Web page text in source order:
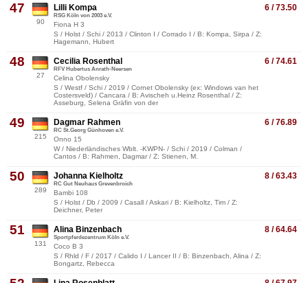
47
90
6 / 73.50
Lilli Kompa
RSG Köln von 2003 e.V.
Fiona H 3
S / Holst / Schi / 2013 / Clinton I / Corrado I / B: Kompa, Sirpa / Z:
Hagemann, Hubert
48
27
6 / 74.61
Cecilia Rosenthal
RFV Hubertus Anrath-Neersen
Celina Obolensky
S / Westf / Schi / 2019 / Cornet Obolensky (ex: Windows van het
Costersveld) / Cancara / B: Avischeh u.Heinz Rosenthal / Z:
Asseburg, Selena Gräfin von der
49
215
6 / 76.89
Dagmar Rahmen
RC St.Georg Günhoven e.V.
Onno 15
W / Niederländisches Wblt. -KWPN- / Schi / 2019 / Colman /
Cantos / B: Rahmen, Dagmar / Z: Stienen, M.
50
289
8 / 63.43
Johanna Kielholtz
RC Gut Neuhaus Grevenbroich
Bambi 108
S / Holst / Db / 2009 / Casall / Askari / B: Kielholtz, Tim / Z:
Deichner, Peter
51
131
8 / 64.64
Alina Binzenbach
Sportpferdezentrum Köln e.V.
Coco B 3
S / Rhld / F / 2017 / Calido I / Lancer II / B: Binzenbach, Alina / Z:
Bongartz, Rebecca